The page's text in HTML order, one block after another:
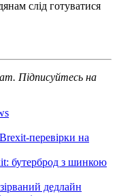
слід готуватися
Підписуйтесь на
перевірки на
бутерброд з шинкою
дедлайн